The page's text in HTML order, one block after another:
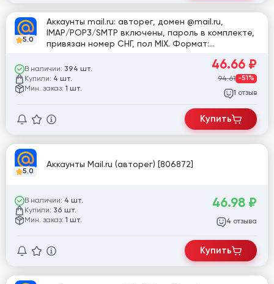
5.0
Аккаунты mail.ru: авторег, домен @mail.ru,
IMAP/POP3/SMTP включены, пароль в комплекте,
привязан номер СНГ, пол MIX. Формат:
В наличии: 394 шт.
Купили: 4 шт.
Мин. заказ: 1 шт.
46.66 ₽
94.61 -51%
1 отзыв
Купить
5.0
Аккаунты Mail.ru (авторег) [806872]
В наличии: 4 шт.
Купили: 36 шт.
Мин. заказ: 1 шт.
46.98 ₽
4 отзыва
Купить